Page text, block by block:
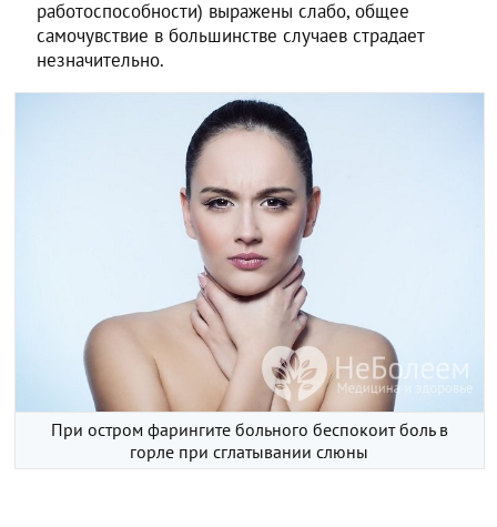
работоспособности) выражены слабо, общее
самочувствие в большинстве случаев страдает
незначительно.
При остром фарингите больного беспокоит боль в
горле при сглатывании слюны